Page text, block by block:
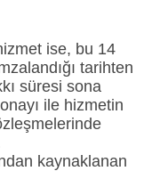
ise, bu 14
tarihten
süresi sona
ile hizmetin
kaynaklanan